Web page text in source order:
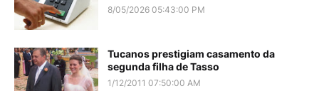
8/05/2026 05:43:00 PM
Tucanos prestigiam casamento da
segunda filha de Tasso
1/12/2011 07:50:00 AM